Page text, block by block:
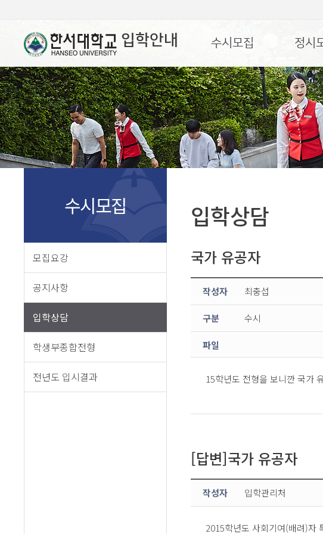
입학안내 수시모집 정시
수시모집
모집요강
공지사항
입학상담
학생부종합전형
전년도 입시결과
입학상담
국가 유공자
작성자 최충섭
구분 수시
파일
15학년도 전형을 보니깐 국가
[답변]국가 유공자
작성자 입학관리처
2015학년도 사회기여(배려)자